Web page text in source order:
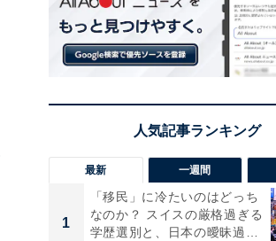
最新 一週間
1
「移民」に冷たいのはどっち
なのか？ スイスの厳格過ぎる
学歴選別と、日本の曖昧過